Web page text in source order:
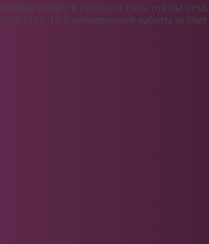
в прошлом году, откуда
на ТО и 10 ч непрерывной работы за